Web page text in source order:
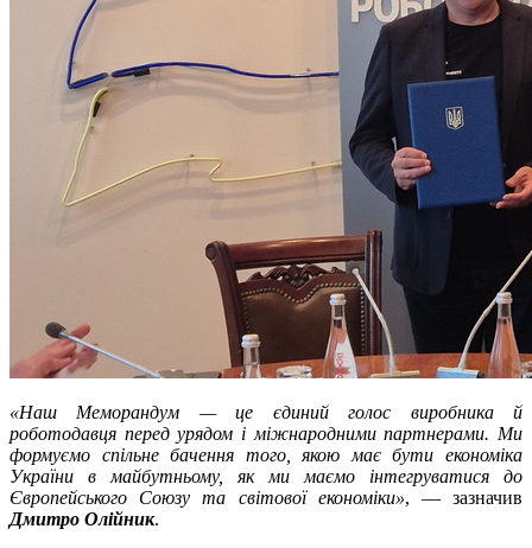
«Наш Меморандум — це єдиний голос виробника й
роботодавця перед урядом і міжнародними партнерами. Ми
формуємо спільне бачення того, якою має бути економіка
України в майбутньому, як ми маємо інтегруватися до
Європейського Союзу та світової економіки», — зазначив
Дмитро Олійник.